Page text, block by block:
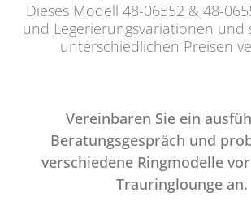
Dieses Modell 48-06552 & 48-
und Legerierungsvariationen und
unterschiedlichen Preisen
Vereinbaren Sie ein
Beratungsgespräch und
verschiedene Ringmodelle
Trauringlounge an.